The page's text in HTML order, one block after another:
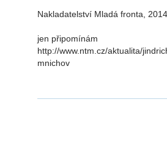
Nakladatelství Mladá fronta, 2014
jen připomínám
http://www.ntm.cz/aktualita/
mnichov